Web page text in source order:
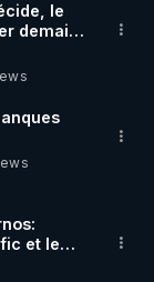
le
demain !
et le